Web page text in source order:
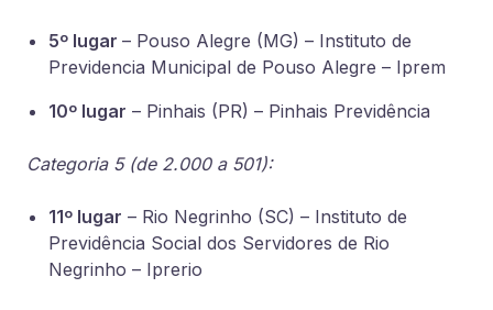
5º lugar – Pouso Alegre (MG) – Instituto de
Previdencia Municipal de Pouso Alegre – Iprem
10º lugar – Pinhais (PR) – Pinhais Previdência
Categoria 5 (de 2.000 a 501):
11º lugar – Rio Negrinho (SC) – Instituto de
Previdência Social dos Servidores de Rio
Negrinho – Iprerio